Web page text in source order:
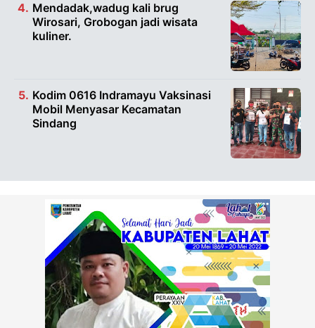
Mendadak,wadug kali brug
Wirosari, Grobogan jadi wisata
kuliner.
Kodim 0616 Indramayu Vaksinasi
Mobil Menyasar Kecamatan
Sindang